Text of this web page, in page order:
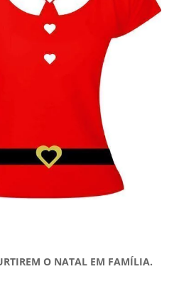
O NATAL EM FAMÍLIA.